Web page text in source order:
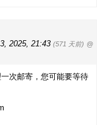
2025, 21:43 (571 天前) @
次邮寄，您可能要等待